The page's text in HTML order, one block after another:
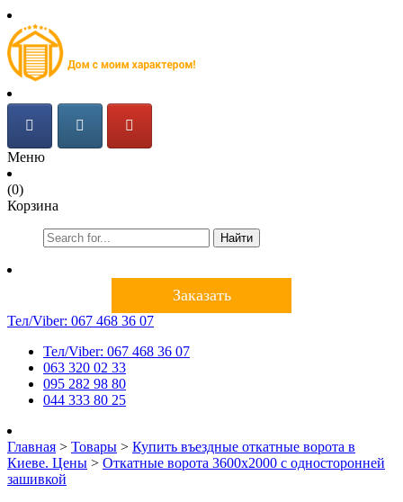
Меню
(0)
Корзина
Найти
Заказать
Тел/Viber: 067 468 36 07
Тел/Viber: 067 468 36 07
063 320 02 33
095 282 98 80
044 333 80 25
Главная > Товары > Купить въездные откатные ворота в
Киеве. Цены > Откатные ворота 3600х2000 с односторонней
зашивкой